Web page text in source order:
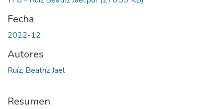
Fecha
2022-12
Autores
Ruíz, Beatríz Jael
Resumen